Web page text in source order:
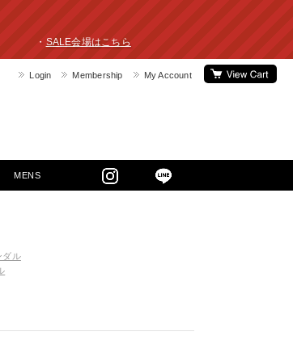
！ ・ SALE会場はこちら
My Account
Membership
Login
MENS
ダル